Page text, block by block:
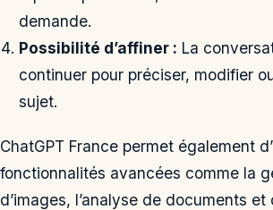
demande.
Possibilité d’affiner : La
continuer pour préciser, modifier
sujet.
ChatGPT France permet également
fonctionnalités avancées comme la
d’images, l’analyse de documents et